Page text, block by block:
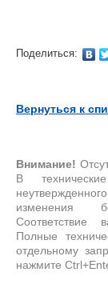
Поделиться:
Вернуться к
Внимание!
В
изменения
Соответствие
Полные
отдельному
нажмите